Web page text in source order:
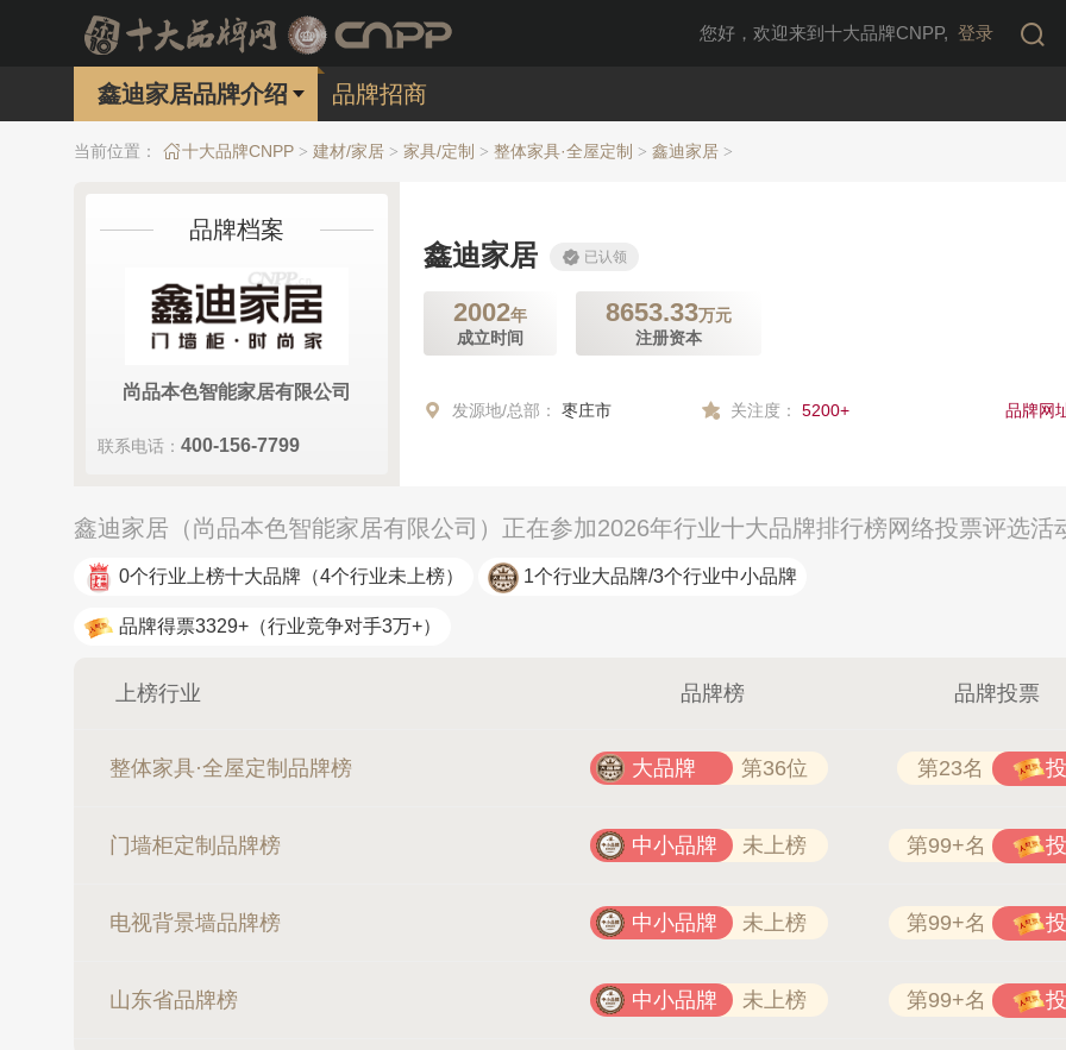
您好，欢迎来到十大品牌CNPP, 登录
鑫迪家居品牌介绍 品牌招商
当前位置： 十大品牌CNPP > 建材/家居 > 家具/定制 > 整体家具·全屋定制 > 鑫迪家居 >
品牌档案
尚品本色智能家居有限公司
联系电话： 400-156-7799
鑫迪家居 已认领
2002年
成立时间
8653.33万元
注册资本
发源地/总部： 枣庄市 关注度： 5200+ 品牌网
鑫迪家居（尚品本色智能家居有限公司）正在参加2026年行业十大品牌排行榜网络投票评选活
0个行业上榜十大品牌 （4个行业未上榜） 1个行业大品牌/3个行业中小品牌
品牌得票3329+ （行业竞争对手3万+）
上榜行业 品牌榜 品牌投票
整体家具·全屋定制品牌榜 大品牌 第36位 第23名
门墙柜定制品牌榜 中小品牌 未上榜 第99+名
电视背景墙品牌榜 中小品牌 未上榜 第99+名
山东省品牌榜 中小品牌 未上榜 第99+名